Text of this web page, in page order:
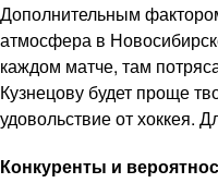
Дополнительным
атмосфера в
каждом матче, там
Кузнецову будет проще
удовольствие от хоккея.
Конкуренты и